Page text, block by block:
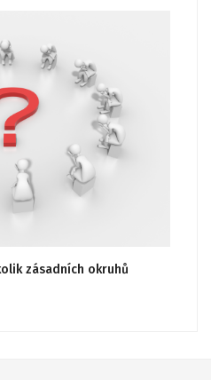
zásadních okruhů